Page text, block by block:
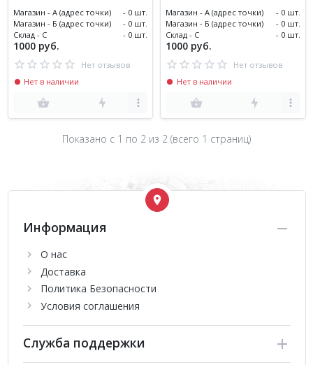
Магазин - А (адрес точки)
- 0 шт.
Магазин - Б (адрес точки)
- 0 шт.
Склад - С
- 0 шт.
1000 руб.
Нет отзывов
Нет в наличии
Магазин - А (адрес точки)
- 0 шт.
Магазин - Б (адрес точки)
- 0 шт.
Склад - С
- 0 шт.
1000 руб.
Нет отзывов
Нет в наличии
Показано с 1 по 2 из 2 (всего 1 страниц)
Информация
О нас
Доставка
Политика Безопасности
Условия соглашения
Служба поддержки